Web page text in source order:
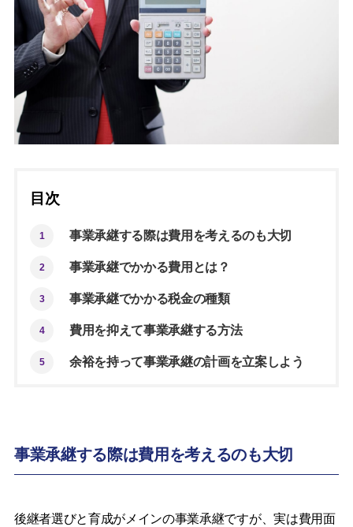
目次
1 事業承継する際は費用を考えるのも大切
2 事業承継でかかる費用とは？
3 事業承継でかかる税金の種類
4 費用を抑えて事業承継する方法
5 余裕を持って事業承継の計画を立案しよう
事業承継する際は費用を考えるのも大切
後継者選びと育成がメインの事業承継ですが、実は費用面